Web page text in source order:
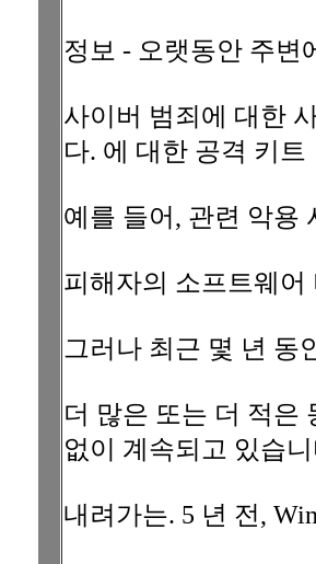
정보 - 오랫동안 주변
사이버 범죄에 대한
다. 에 대한 공격 키트
예를 들어, 관련 악용
피해자의 소프트웨
그러나 최근 몇 년 동
더 많은 또는 더 적은
없이 계속되고 있습
내려가는. 5 년 전,